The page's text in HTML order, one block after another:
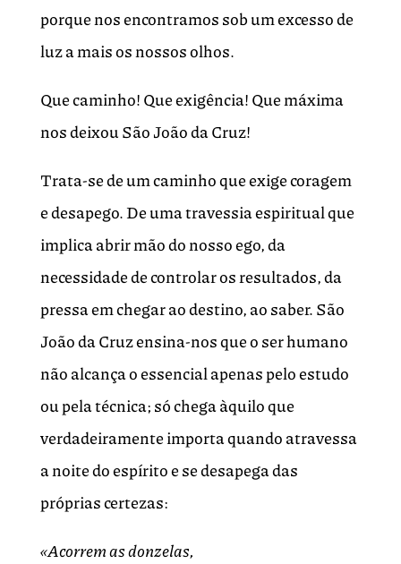
porque nos encontramos sob um excesso de
luz a mais os nossos olhos.
Que caminho! Que exigência! Que máxima
nos deixou São João da Cruz!
Trata-se de um caminho que exige coragem
e desapego. De uma travessia espiritual que
implica abrir mão do nosso ego, da
necessidade de controlar os resultados, da
pressa em chegar ao destino, ao saber. São
João da Cruz ensina-nos que o ser humano
não alcança o essencial apenas pelo estudo
ou pela técnica; só chega àquilo que
verdadeiramente importa quando atravessa
a noite do espírito e se desapega das
próprias certezas:
«Acorrem as donzelas,